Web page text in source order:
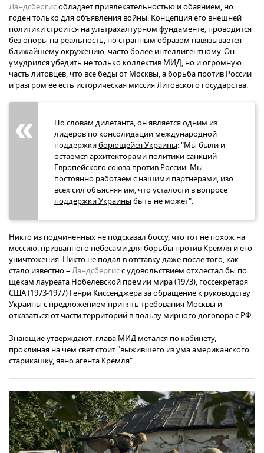
Ландсбергисобладает привлекательностью и обаянием, но
годен только для объявления войны. Концепция его внешней
политики строится на ультрахалтурном фундаменте, проводится
без опоры на реальность, но странным образом навязывается
ближайшему окружению, часто более интеллигентному. Он
умудрился убедить не только коллектив МИД, но и огромную
часть литовцев, что все беды от Москвы, а борьба против России
и разгром ее есть историческая миссия Литовского государства.
По словам дилетанта, он является одним из
лидеров по консолидации международной
поддержкиборющейся Украины: "Мы были и
остаемся архитекторами политики санкций
Европейского союза против России. Мы
постоянно работаем с нашими партнерами, изо
всех сил объясняя им, что усталости в вопросе
поддержки Украины быть не может".
Никто из подчиненных не подсказал боссу, что тот не похож на
мессию, призванного небесами для борьбы против Кремля и его
уничтожения. Никто не подал в отставку даже после того, как
стало известно – Ландсбергисс удовольствием отхлестал бы по
щекам лауреата Нобелевской премии мира (1973), госсекретаря
США (1973-1977) Генри Киссенджера за обращение к руководству
Украины с предложением принять требования Москвы и
отказаться от части территорий в пользу мирного договора с РФ.
Знающие утверждают: глава МИД метался по кабинету,
проклиная на чем свет стоит "выжившего из ума американского
старикашку, явно агента Кремля".